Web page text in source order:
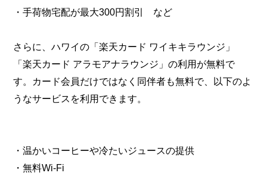
・手荷物宅配が最大300円割引 など
さらに、ハワイの「楽天カード ワイキキラウンジ」
「楽天カード アラモアナラウンジ」の利用が無料で
す。カード会員だけではなく同伴者も無料で、以下のよ
うなサービスを利用できます。
・温かいコーヒーや冷たいジュースの提供
・無料Wi-Fi